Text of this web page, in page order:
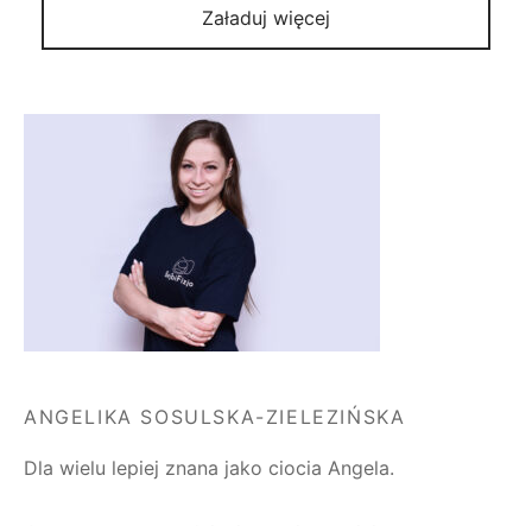
Załaduj więcej
ANGELIKA SOSULSKA-ZIELEZIŃSKA
Dla wielu lepiej znana jako ciocia Angela.